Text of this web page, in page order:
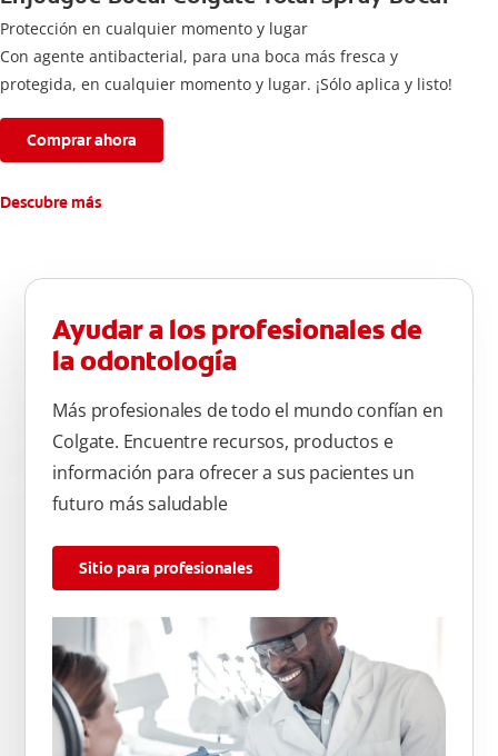
Protección en cualquier momento y lugar
Con agente antibacterial, para una boca más fresca y
protegida, en cualquier momento y lugar. ¡Sólo aplica y listo!
Comprar ahora
Descubre más
Ayudar a los profesionales de
la odontología
Más profesionales de todo el mundo confían en
Colgate. Encuentre recursos, productos e
información para ofrecer a sus pacientes un
futuro más saludable
Sitio para profesionales